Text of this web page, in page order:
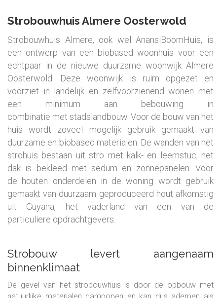
Strobouwhuis Almere Oosterwold
Strobouwhuis Almere, ook wel AnansiBoomHuis, is
een ontwerp van een biobased woonhuis voor een
echtpaar in de nieuwe duurzame woonwijk Almere
Oosterwold. Deze woonwijk is ruim opgezet en
voorziet in landelijk en zelfvoorzienend wonen met
een minimum aan bebouwing in
combinatie met stadslandbouw. Voor de bouw van het
huis wordt zoveel mogelijk gebruik gemaakt van
duurzame en biobased materialen. De wanden van het
strohuis bestaan uit stro met kalk- en leemstuc, het
dak is bekleed met sedum en zonnepanelen. Voor
de houten onderdelen in de woning wordt gebruik
gemaakt van duurzaam geproduceerd hout afkomstig
uit Guyana, het vaderland van een van de
particuliere opdrachtgevers.
Strobouw levert aangenaam
binnenklimaat
De gevel van het strobouwhuis is door de opbouw met